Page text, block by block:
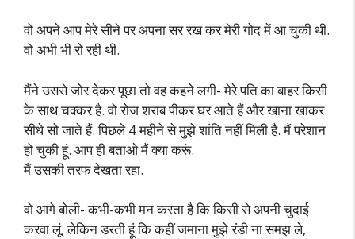
वो अपने आप मेरे सीने पर अपना सर रख कर मेरी गोद में आ चुकी थी.
वो अभी भी रो रही थी.
मैंने उससे जोर देकर पूछा तो वह कहने लगी- मेरे पति का बाहर किसी
के साथ चक्कर है. वो रोज शराब पीकर घर आते हैं और खाना खाकर
सीधे सो जाते हैं. पिछले 4 महीने से मुझे शांति नहीं मिली है. मैं परेशान
हो चुकी हूं. आप ही बताओ मैं क्या करूं.
मैं उसकी तरफ देखता रहा.
वो आगे बोली- कभी-कभी मन करता है कि किसी से अपनी चुदाई
करवा लूं, लेकिन डरती हूं कि कहीं जमाना मुझे रंडी ना समझ ले,